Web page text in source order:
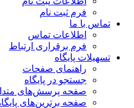
فرم ثبت نام
تماس با ما
اطلاعات تماس
فرم برقراری ارتباط
تسهیلات پایگاه
راهنمای صفحات
جستجو در پایگاه
صفحه پرسش‌های
صفحه برترین‌های پایگاه